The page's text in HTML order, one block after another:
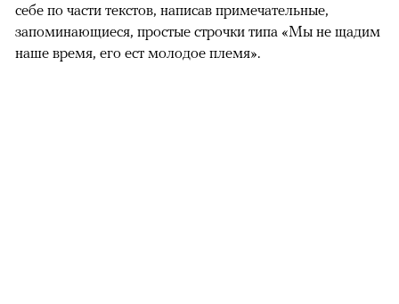
себе по части текстов, написав примечательные,
запоминающиеся, простые строчки типа «Мы не щадим
наше время, его ест молодое племя».